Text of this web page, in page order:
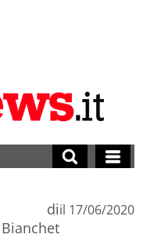
diil 17/06/2020